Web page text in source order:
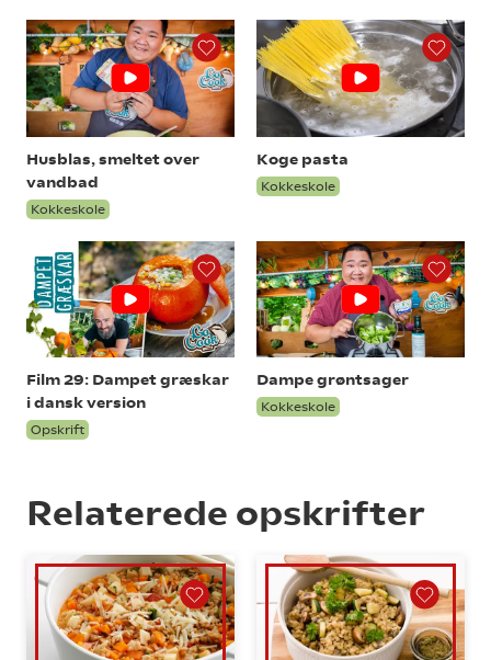
Husblas, smeltet over
vandbad
Kokkeskole
Koge pasta
Kokkeskole
Film 29: Dampet græskar
i dansk version
Opskrift
Dampe grøntsager
Kokkeskole
Relaterede opskrifter